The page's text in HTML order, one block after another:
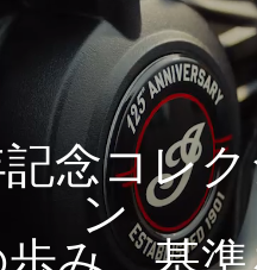
記念コレ
ン